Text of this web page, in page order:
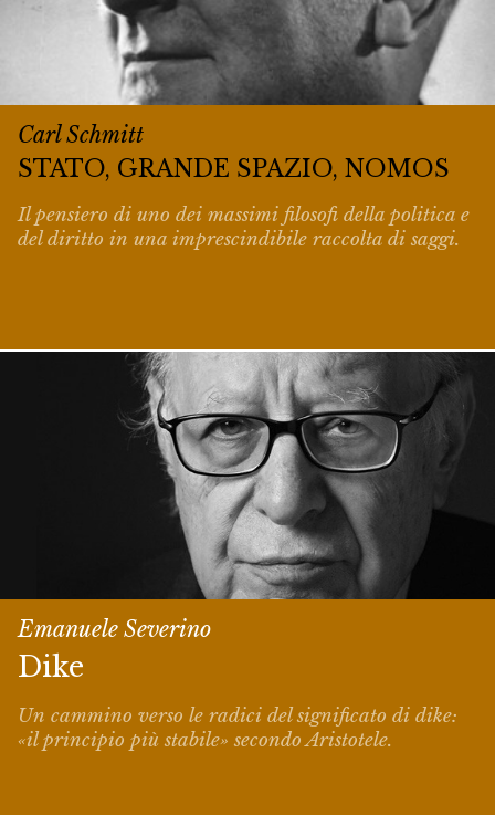
Carl Schmitt
STATO, GRANDE SPAZIO, NOMOS
Il pensiero di uno dei massimi filosofi della politica e
del diritto in una imprescindibile raccolta di saggi.
Emanuele Severino
Dike
Un cammino verso le radici del significato di dike:
«il principio più stabile» secondo Aristotele.